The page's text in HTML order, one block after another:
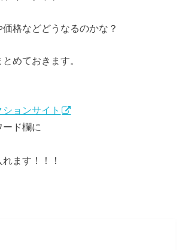
格などどうなるのかな？
めておきます。
ョンサイト
ド欄に
ます！！！